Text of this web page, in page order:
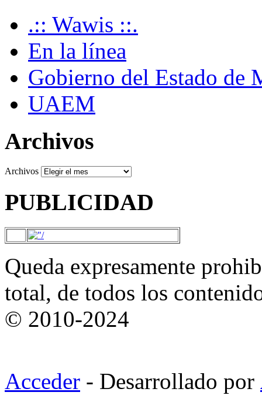
.:: Wawis ::.
En la línea
Gobierno del Estado de
UAEM
Archivos
Archivos
PUBLICIDAD
Queda expresamente
total, de todos los
© 2010-2024
Acceder - Desarrollado por